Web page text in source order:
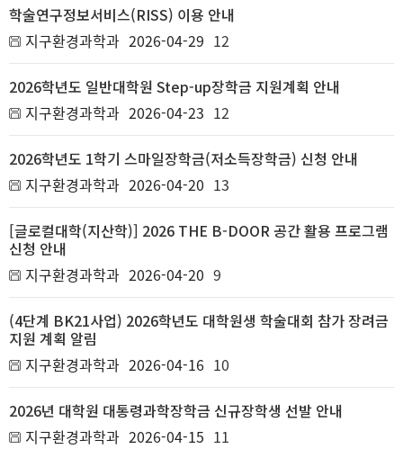
학술연구정보서비스(RISS) 이용 안내
지구환경과학과 2026-04-29 12
2026학년도 일반대학원 Step-up장학금 지원계획 안내
지구환경과학과 2026-04-23 12
2026학년도 1학기 스마일장학금(저소득장학금) 신청 안내
지구환경과학과 2026-04-20 13
[글로컬대학(지산학)] 2026 THE B-DOOR 공간 활용 프로그램
신청 안내
지구환경과학과 2026-04-20 9
(4단계 BK21사업) 2026학년도 대학원생 학술대회 참가 장려금
지원 계획 알림
지구환경과학과 2026-04-16 10
2026년 대학원 대통령과학장학금 신규장학생 선발 안내
지구환경과학과 2026-04-15 11